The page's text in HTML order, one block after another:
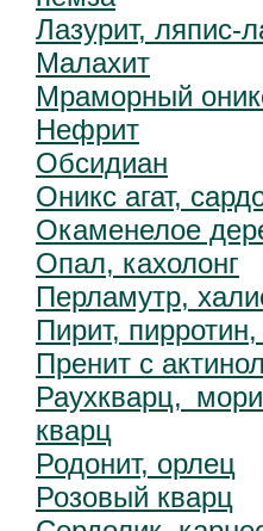
Лазурит, ляпис-
Малахит
Мраморный
Нефрит
Обсидиан
Оникс агат,
Окаменелое
Опал, кахолонг
Перламутр,
Пирит,
Пренит с
Раухкварц,
кварц
Родонит, орлец
Розовый кварц